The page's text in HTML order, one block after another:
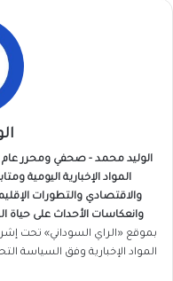
الوليد محمد - صحفي ومحرر عام
المواد الإخبارية اليومية
والاقتصادي والتطورات
وانعكاسات الأحداث على حياة
بموقع «الراي السوداني» تحت
المواد الإخبارية وفق السياسة